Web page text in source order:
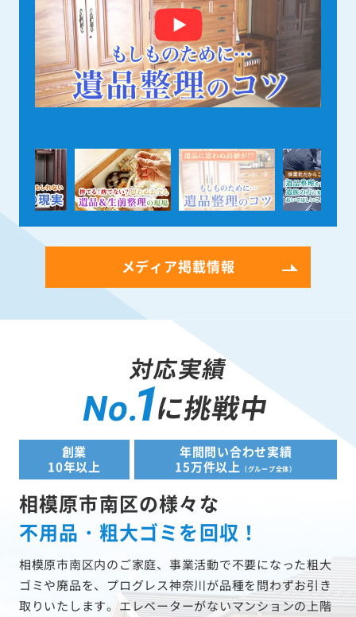
メディア掲載情報
対応実績
No.1に挑戦中
創業
10年以上
年間問い合わせ実績
15万件以上
（グループ全体）
相模原市南区の様々な
不用品・粗大ゴミを回収！
相模原市南区内のご家庭、事業活動で不要になった粗大
ゴミや廃品を、プログレス神奈川が品種を問わずお引き
取りいたします。エレベーターがないマンションの上階